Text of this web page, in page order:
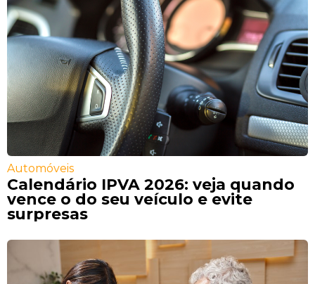
Automóveis
Calendário IPVA 2026: veja quando
vence o do seu veículo e evite
surpresas